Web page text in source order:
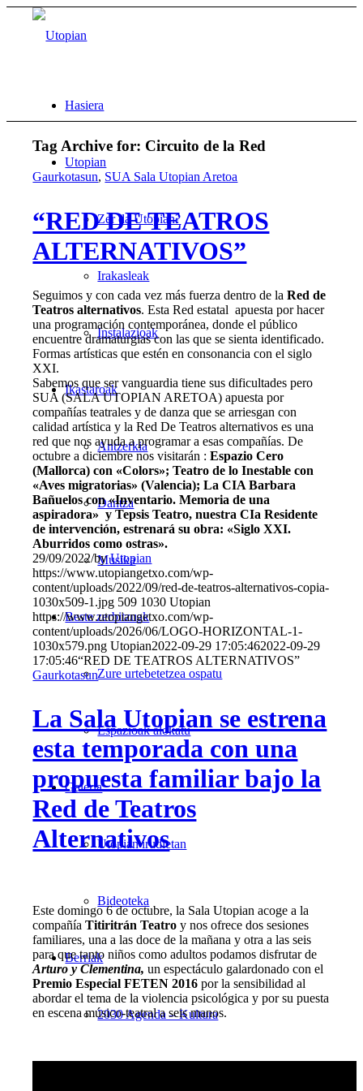
Hasiera
Utopian
Zer da Utopian?
Irakasleak
Instalazioak
Ikastaroak
Antzerkia
Dantza
Musika
Beste zerbitzuak
Zure urtebetetzea ospatu
Espazioak alokatu
Galeria
Utopian irudietan
Bideoteka
Berriak
2030 Agenda – Kultura
Tag Archive for: Circuito de la Red
Gaurkotasun, SUA Sala Utopian Aretoa
“RED DE TEATROS
ALTERNATIVOS”
Seguimos y con cada vez más fuerza dentro de laRed de
Teatros alternativos. Esta Red estatal apuesta por hacer
una programación contemporánea, donde el público
encuentre dramaturgias con las que se sienta identificado.
Formas artísticas que estén en consonancia con el siglo
XXI.
Sabemos que ser vanguardia tiene sus dificultades pero
SUA (SALA UTOPIAN ARETOA) apuesta por
compañías teatrales y de danza que se arriesgan con
calidad artística y la Red De Teatros alternativos es una
red que nos ayuda a programar a esas compañías. De
octubre a diciembre nos visitarán :Espazio Cero
(Mallorca) con «Colors»; Teatro de lo Inestable con
«Aves migratorias» (Valencia); La CIA Barbara
Bañuelos con «Inventario. Memoria de una
aspiradora» y Tepsis Teatro, nuestra CIa Residente
de intervención, estrenará su obra: «Siglo XXI.
Aburridos como ostras».
29/09/2022/byUtopian
https://www.utopiangetxo.com/wp-
content/uploads/2022/09/red-de-teatros-alternativos-copia-
1030x509-1.jpg 509 1030 Utopian
https://www.utopiangetxo.com/wp-
content/uploads/2026/06/LOGO-HORIZONTAL-1-
1030x579.png Utopian2022-09-29 17:05:462022-09-29
17:05:46“RED DE TEATROS ALTERNATIVOS”
Gaurkotasun
La Sala Utopian se estrena
esta temporada con una
propuesta familiar bajo la
Red de Teatros
Alternativos
Este domingo 6 de octubre, la Sala Utopian acoge a la
compañíaTitiritrán Teatro y nos ofrece dos sesiones
familiares, una a las doce de la mañana y otra a las seis
para que tanto niños como adultos podamos disfrutar de
Arturo y Clementina, un espectáculo galardonado con el
Premio Especial FETEN 2016 por la sensibilidad al
abordar el tema de la violencia psicológica y por su puesta
en escena músico-teatral a seis manos.